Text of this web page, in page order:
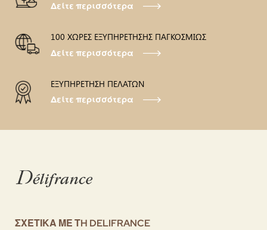
Δείτε περισσότερα
100 ΧΩΡΕΣ ΕΞΥΠΗΡΕΤΗΣΗΣ ΠΑΓΚΟΣΜΙΩΣ
Δείτε περισσότερα
ΕΞΥΠΗΡΕΤΗΣΗ ΠΕΛΑΤΩΝ
Δείτε περισσότερα
ΣΧΕΤΙΚΑ ΜΕ ΤH DELIFRANCE